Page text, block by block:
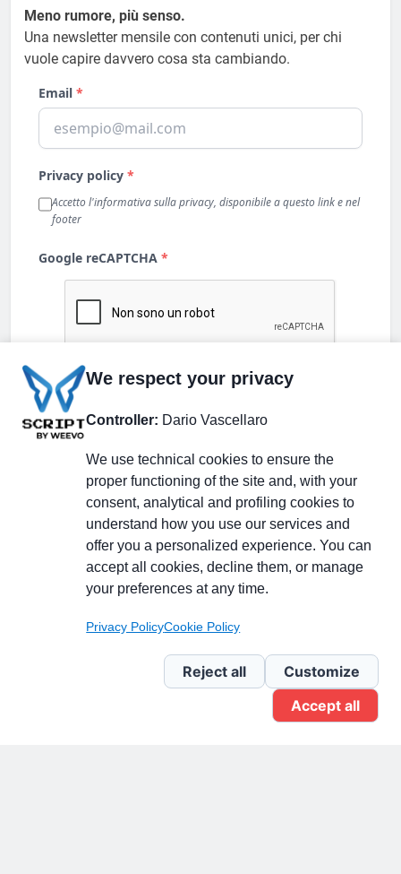
Meno rumore, più senso.
Una newsletter mensile con contenuti unici, per chi
vuole capire davvero cosa sta cambiando.
Partecipa alla discussione
Pagina Linkedin
Newsletter Linkedin
We respect your privacy
Controller: Dario Vascellaro
We use technical cookies to ensure the
proper functioning of the site and, with your
consent, analytical and profiling cookies to
understand how you use our services and
offer you a personalized experience. You can
accept all cookies, decline them, or manage
your preferences at any time.
Privacy PolicyCookie Policy
Reject all
Customize
Accept all